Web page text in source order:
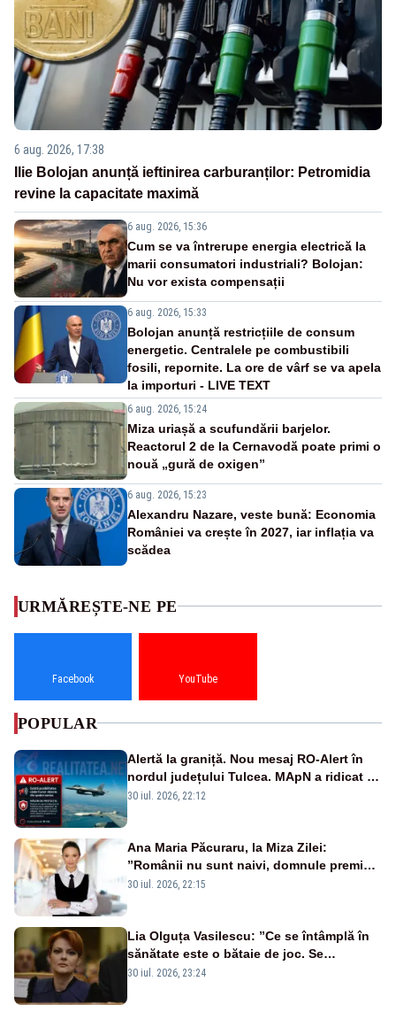
6 aug. 2026, 17:38
Ilie Bolojan anunță ieftinirea carburanților: Petromidia
revine la capacitate maximă
6 aug. 2026, 15:36
Cum se va întrerupe energia electrică la
marii consumatori industriali? Bolojan:
Nu vor exista compensații
6 aug. 2026, 15:33
Bolojan anunță restricțiile de consum
energetic. Centralele pe combustibili
fosili, repornite. La ore de vârf se va apela
la importuri - LIVE TEXT
6 aug. 2026, 15:24
Miza uriașă a scufundării barjelor.
Reactorul 2 de la Cernavodă poate primi o
nouă „gură de oxigen”
6 aug. 2026, 15:23
Alexandru Nazare, veste bună: Economia
României va crește în 2027, iar inflația va
scădea
URMĂREȘTE-NE PE
Facebook YouTube
POPULAR
Alertă la graniță. Nou mesaj RO-Alert în
nordul județului Tulcea. MApN a ridicat de
la sol două avioane F-16
30 iul. 2026, 22:12
Ana Maria Păcuraru, la Miza Zilei:
”Românii nu sunt naivi, domnule premier
Bolojan”
30 iul. 2026, 22:15
Lia Olguța Vasilescu: ”Ce se întâmplă în
sănătate este o bătaie de joc. Se
guvernează extraordinar de prost”
30 iul. 2026, 23:24